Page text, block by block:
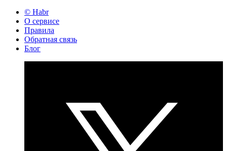
© Habr
О сервисе
Правила
Обратная связь
Блог